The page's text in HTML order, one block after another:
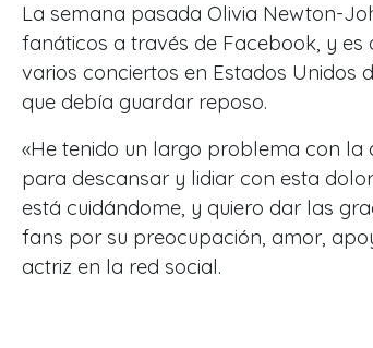
La semana pasada Olivia Newton-
fanáticos a través de Facebook, y
varios conciertos en Estados Unidos
que debía guardar reposo.
«He tenido un largo problema con la
para descansar y lidiar con esta
está cuidándome, y quiero dar las
fans por su preocupación, amor,
actriz en la red social.